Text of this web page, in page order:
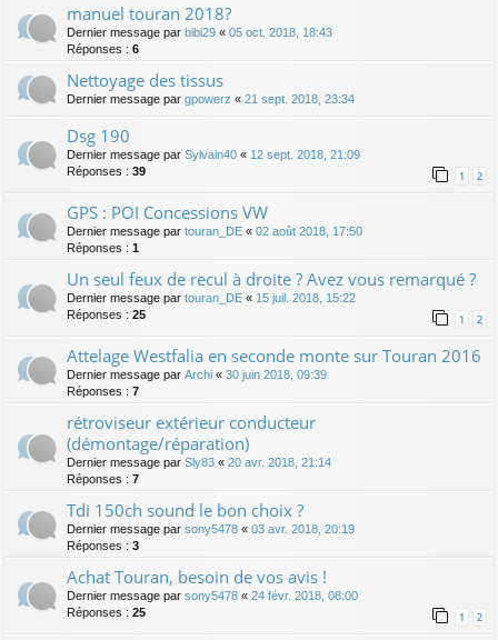
manuel touran 2018?
Dernier message par bibi29 « 05 oct. 2018, 18:43
Réponses : 6
Nettoyage des tissus
Dernier message par gpowerz « 21 sept. 2018, 23:34
Dsg 190
Dernier message par Sylvain40 « 12 sept. 2018, 21:09
Réponses : 39 1 2
GPS : POI Concessions VW
Dernier message par touran_DE « 02 août 2018, 17:50
Réponses : 1
Un seul feux de recul à droite ? Avez vous remarqué ?
Dernier message par touran_DE « 15 juil. 2018, 15:22
Réponses : 25 1 2
Attelage Westfalia en seconde monte sur Touran 2016
Dernier message par Archi « 30 juin 2018, 09:39
Réponses : 7
rétroviseur extérieur conducteur
(démontage/réparation)
Dernier message par Sly83 « 20 avr. 2018, 21:14
Réponses : 7
Tdi 150ch sound le bon choix ?
Dernier message par sony5478 « 03 avr. 2018, 20:19
Réponses : 3
Achat Touran, besoin de vos avis !
Dernier message par sony5478 « 24 févr. 2018, 08:00
Réponses : 25 1 2